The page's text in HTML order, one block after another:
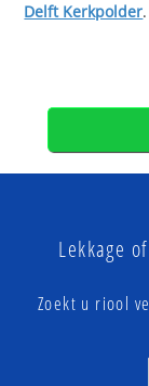
Delft Kerkpolder.
Lekkage
Zoekt u riool